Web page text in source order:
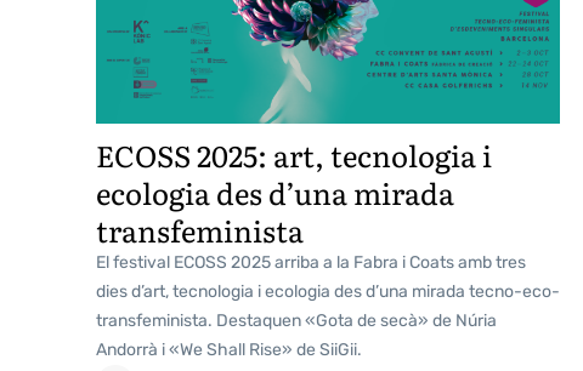
ECOSS 2025: art, tecnologia i
ecologia des d’una mirada
transfeminista
El festival ECOSS 2025 arriba a la Fabra i Coats amb tres
dies d’art, tecnologia i ecologia des d’una mirada tecno-eco-
transfeminista. Destaquen «Gota de secà» de Núria
Andorrà i «We Shall Rise» de SiiGii.